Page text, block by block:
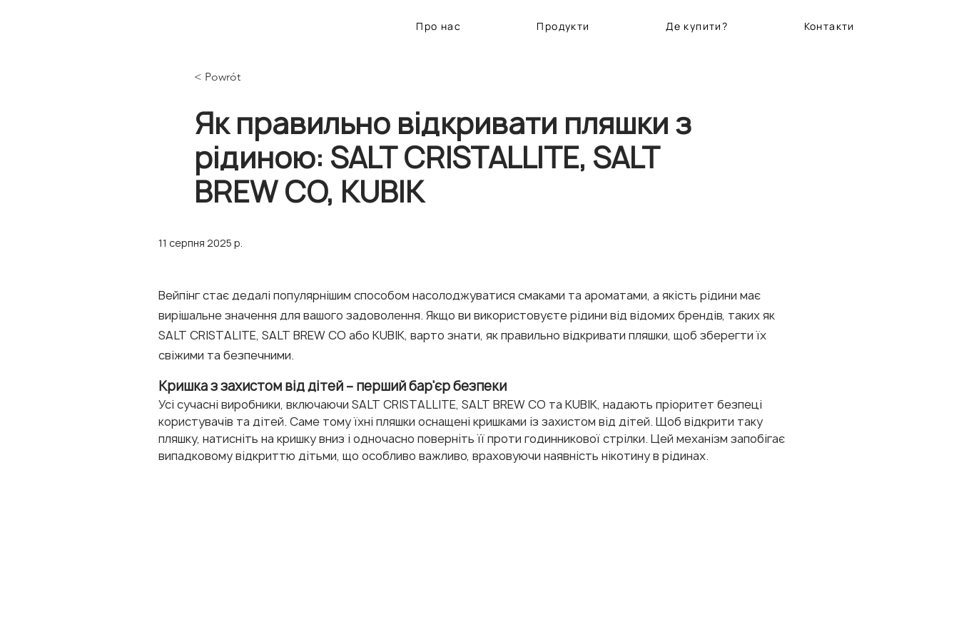
Про нас Продукти Де купити? Контакти
< Powrót
Як правильно відкривати пляшки з
рідиною: SALT CRISTALLITE, SALT
BREW CO, KUBIK
11 серпня 2025 р.
Вейпінг стає дедалі популярнішим способом насолоджуватися смаками та ароматами, а якість рідини має
вирішальне значення для вашого задоволення. Якщо ви використовуєте рідини від відомих брендів, таких як
SALT CRISTALITE, SALT BREW CO або KUBIK, варто знати, як правильно відкривати пляшки, щоб зберегти їх
свіжими та безпечними.
Кришка з захистом від дітей – перший бар'єр безпеки
Усі сучасні виробники, включаючи SALT CRISTALLITE, SALT BREW CO та KUBIK, надають пріоритет безпеці
користувачів та дітей. Саме тому їхні пляшки оснащені кришками із захистом від дітей. Щоб відкрити таку
пляшку, натисніть на кришку вниз і одночасно поверніть її проти годинникової стрілки. Цей механізм запобігає
випадковому відкриттю дітьми, що особливо важливо, враховуючи наявність нікотину в рідинах.